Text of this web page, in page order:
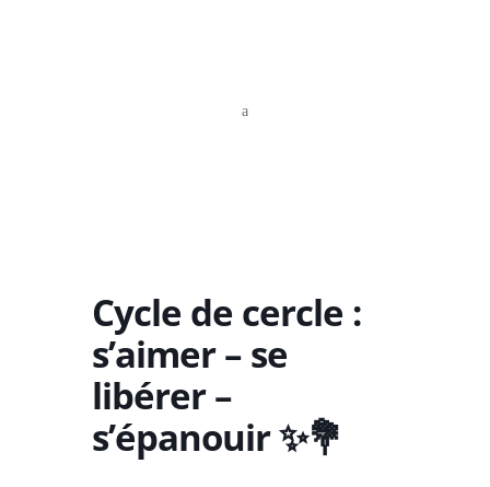
a
Cycle de cercle :
s’aimer – se
libérer –
s’épanouir ✨💐